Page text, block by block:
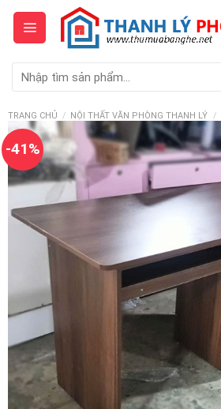
Skip
content
kiếm:
TRANG CHỦ / NỘI THẤT VĂN PHÒNG THANH LÝ /
-41%